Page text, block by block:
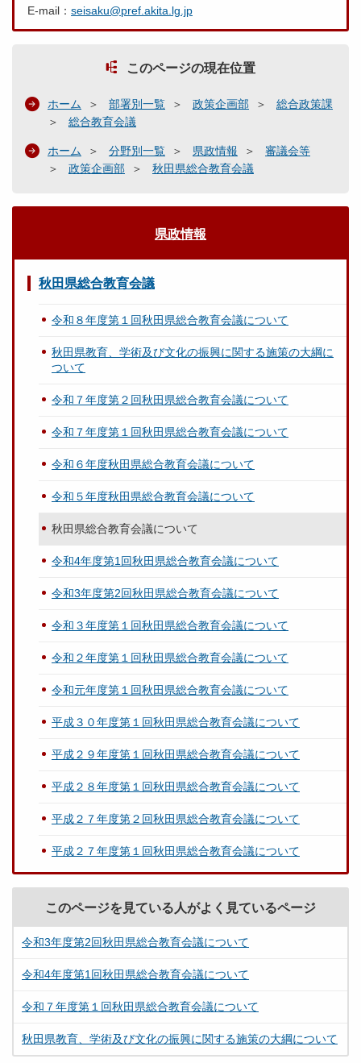
E-mail： seisaku@pref.akita.lg.jp
このページの現在位置
ホーム 部署別一覧 政策企画部
総合政策課
総合教育会議
ホーム 分野別一覧 県政情報
審議会等
政策企画部
秋田県総合教育会議
県政情報
秋田県総合教育会議
令和８年度第１回秋田県総合教育会議について
秋田県教育、学術及び文化の振興に関する施策の大綱に
ついて
令和７年度第２回秋田県総合教育会議について
令和７年度第１回秋田県総合教育会議について
令和６年度秋田県総合教育会議について
令和５年度秋田県総合教育会議について
秋田県総合教育会議について
令和4年度第1回秋田県総合教育会議について
令和3年度第2回秋田県総合教育会議について
令和３年度第１回秋田県総合教育会議について
令和２年度第１回秋田県総合教育会議について
令和元年度第１回秋田県総合教育会議について
平成３０年度第１回秋田県総合教育会議について
平成２９年度第１回秋田県総合教育会議について
平成２８年度第１回秋田県総合教育会議について
平成２７年度第２回秋田県総合教育会議について
平成２７年度第１回秋田県総合教育会議について
このページを見ている人がよく見ているページ
令和3年度第2回秋田県総合教育会議について
令和4年度第1回秋田県総合教育会議について
令和７年度第１回秋田県総合教育会議について
秋田県教育、学術及び文化の振興に関する施策の大綱について